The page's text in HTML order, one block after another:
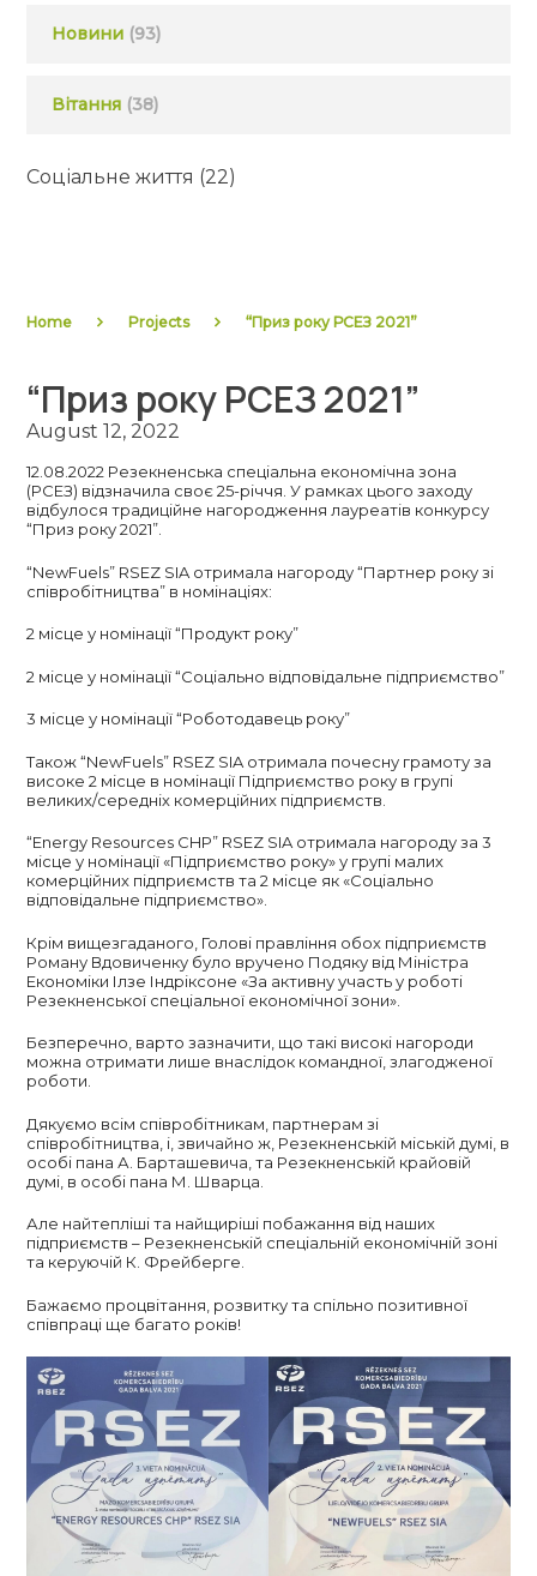
Новини (93)
Вітання (38)
Соціальне життя (22)
Home Projects “Приз року РСЕЗ 2021”
“Приз року РСЕЗ 2021”
August 12, 2022
12.08.2022 Резекненська спеціальна економічна зона
(РСЕЗ) відзначила своє 25-річчя. У рамках цього заходу
відбулося традиційне нагородження лауреатів конкурсу
“Приз року 2021”.
“NewFuels” RSEZ SIA отримала нагороду “Партнер року зі
співробітництва” в номінаціях:
2 місце у номінації “Продукт року”
2 місце у номінації “Соціально відповідальне підприємство”
3 місце у номінації “Роботодавець року”
Також “NewFuels” RSEZ SIA отримала почесну грамоту за
високе 2 місце в номінації Підприємство року в групі
великих/середніх комерційних підприємств.
“Energy Resources CHP” RSEZ SIA отримала нагороду за 3
місце у номінації «Підприємство року» у групі малих
комерційних підприємств та 2 місце як «Соціально
відповідальне підприємство».
Крім вищезгаданого, Голові правління обох підприємств
Роману Вдовиченку було вручено Подяку від Міністра
Економіки Ілзе Індріксоне «За активну участь у роботі
Резекненської спеціальної економічної зони».
Безперечно, варто зазначити, що такі високі нагороди
можна отримати лише внаслідок командної, злагодженої
роботи.
Дякуємо всім співробітникам, партнерам зі
співробітництва, і, звичайно ж, Резекненській міській думі, в
особі пана А. Барташевича, та Резекненській крайовій
думі, в особі пана М. Шварца.
Але найтепліші та найщиріші побажання від наших
підприємств – Резекненській спеціальній економічній зоні
та керуючій К. Фрейберге.
Бажаємо процвітання, розвитку та спільно позитивної
співпраці ще багато років!